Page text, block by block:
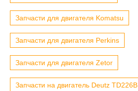
Запчасти для двигателя Komatsu
Запчасти для двигателя Perkins
Запчасти для двигателя Zetor
Запчасти на двигатель Deutz TD226B